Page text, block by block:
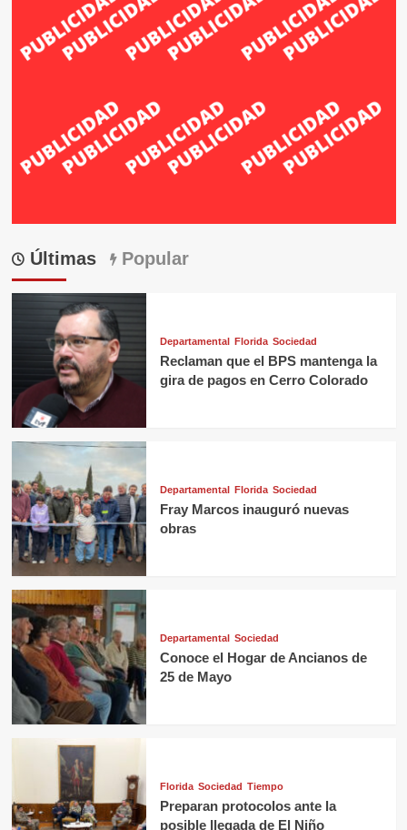
Últimas Popular
Departamental Florida Sociedad
Reclaman que el BPS mantenga la
gira de pagos en Cerro Colorado
Departamental Florida Sociedad
Fray Marcos inauguró nuevas
obras
Departamental Sociedad
Conoce el Hogar de Ancianos de
25 de Mayo
Florida Sociedad Tiempo
Preparan protocolos ante la
posible llegada de El Niño